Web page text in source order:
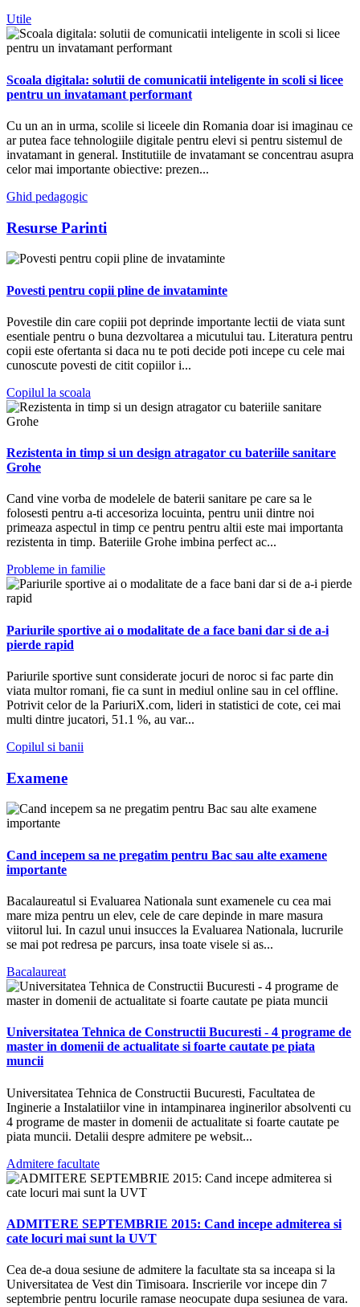
Utile
Scoala digitala: solutii de comunicatii inteligente in scoli si licee
pentru un invatamant performant
Cu un an in urma, scolile si liceele din Romania doar isi imaginau ce
ar putea face tehnologiile digitale pentru elevi si pentru sistemul de
invatamant in general. Institutiile de invatamant se concentrau asupra
celor mai importante obiective: prezen...
Ghid pedagogic
Resurse Parinti
Povesti pentru copii pline de invataminte
Povestile din care copiii pot deprinde importante lectii de viata sunt
esentiale pentru o buna dezvoltarea a micutului tau. Literatura pentru
copii este ofertanta si daca nu te poti decide poti incepe cu cele mai
cunoscute povesti de citit copiilor i...
Copilul la scoala
Rezistenta in timp si un design atragator cu bateriile sanitare
Grohe
Cand vine vorba de modelele de baterii sanitare pe care sa le
folosesti pentru a-ti accesoriza locuinta, pentru unii dintre noi
primeaza aspectul in timp ce pentru pentru altii este mai importanta
rezistenta in timp. Bateriile Grohe imbina perfect ac...
Probleme in familie
Pariurile sportive ai o modalitate de a face bani dar si de a-i
pierde rapid
Pariurile sportive sunt considerate jocuri de noroc si fac parte din
viata multor romani, fie ca sunt in mediul online sau in cel offline.
Potrivit celor de la PariuriX.com, lideri in statistici de cote, cei mai
multi dintre jucatori, 51.1 %, au var...
Copilul si banii
Examene
Cand incepem sa ne pregatim pentru Bac sau alte examene
importante
Bacalaureatul si Evaluarea Nationala sunt examenele cu cea mai
mare miza pentru un elev, cele de care depinde in mare masura
viitorul lui. In cazul unui insucces la Evaluarea Nationala, lucrurile
se mai pot redresa pe parcurs, insa toate visele si as...
Bacalaureat
Universitatea Tehnica de Constructii Bucuresti - 4 programe de
master in domenii de actualitate si foarte cautate pe piata
muncii
Universitatea Tehnica de Constructii Bucuresti, Facultatea de
Inginerie a Instalatiilor vine in intampinarea inginerilor absolventi cu
4 programe de master in domenii de actualitate si foarte cautate pe
piata muncii. Detalii despre admitere pe websit...
Admitere facultate
ADMITERE SEPTEMBRIE 2015: Cand incepe admiterea si
cate locuri mai sunt la UVT
Cea de-a doua sesiune de admitere la facultate sta sa inceapa si la
Universitatea de Vest din Timisoara. Inscrierile vor incepe din 7
septembrie pentru locurile ramase neocupate dupa sesiunea de vara.